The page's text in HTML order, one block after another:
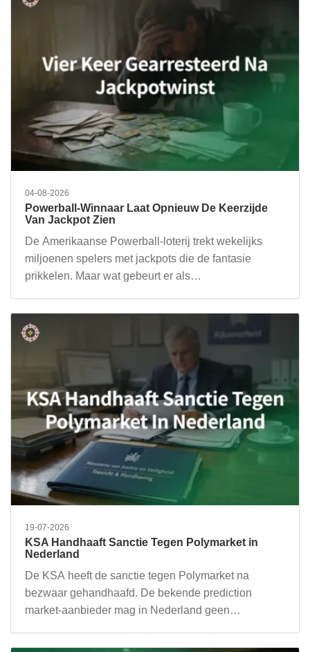
04-08-2026
Powerball-Winnaar Laat Opnieuw De Keerzijde
Van Jackpot Zien
De Amerikaanse Powerball-loterij trekt wekelijks
miljoenen spelers met jackpots die de fantasie
prikkelen. Maar wat gebeurt er als…
19-07-2026
KSA Handhaaft Sanctie Tegen Polymarket in
Nederland
De KSA heeft de sanctie tegen Polymarket na
bezwaar gehandhaafd. De bekende prediction
market-aanbieder mag in Nederland geen…